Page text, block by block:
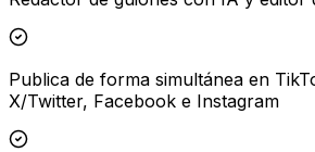
Publica de forma simultánea en
X/Twitter, Facebook e Instagram